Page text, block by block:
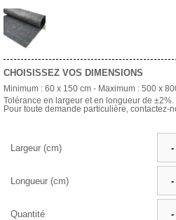
CHOISISSEZ VOS DIMENSIONS
Minimum : 60 x 150 cm - Maximum : 500 x
Tolérance en largeur et en longueur de ±2%.
Pour toute demande particulière, contactez-
Largeur (cm) -
Longueur (cm) -
Quantité -